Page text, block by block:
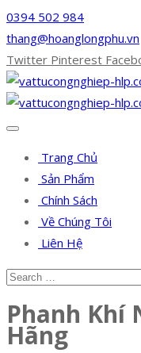
0394 502 984
thang@hoanglongphu.vn
Twitter Pinterest
Trang Chủ
Sản Phẩm
Chính Sách
Về Chúng Tôi
Liên Hệ
Phanh Khí
Hãng